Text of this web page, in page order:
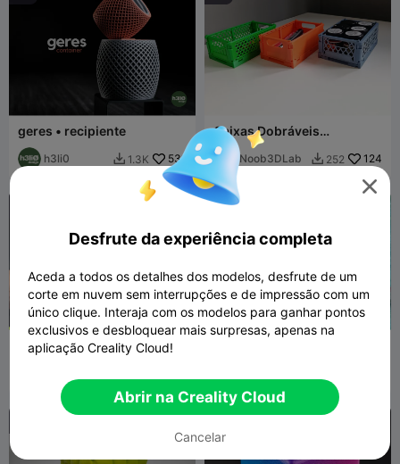
geres • recipiente
h3li0  1.3K 531
Caixas Dobráveis
Empilháveis - Caixas de
armazenamento
Noob3DLab  252 124
HEXA-Pod Carrossel
Modular: Armazenamento

Desfrute da experiência completa
Aceda a todos os detalhes dos modelos, desfrute de um
corte em nuvem sem interrupções e de impressão com um
único clique. Interaja com os modelos para ganhar pontos
exclusivos e desbloquear mais surpresas, apenas na
aplicação Creality Cloud!
Abrir na Creality Cloud
Cancelar